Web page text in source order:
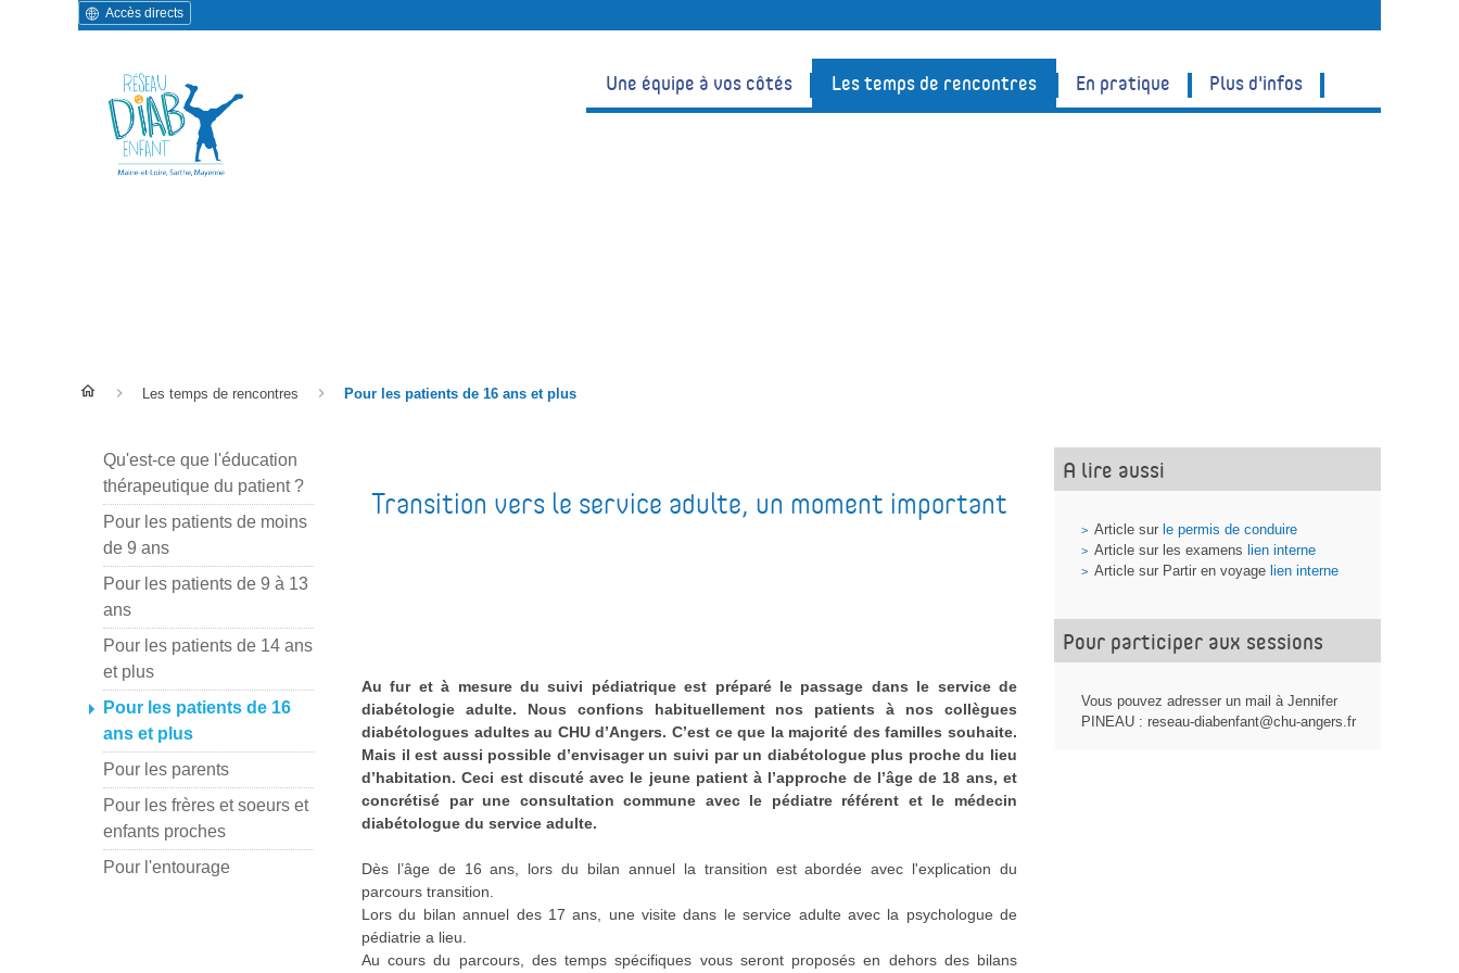
Accès directs
Une équipe à vos côtés Les temps de rencontres En pratique Plus d'infos
Les temps de rencontres Pour les patients de 16 ans et plus
Transition vers le service adulte, un moment important
Au fur et à mesure du suivi pédiatrique est préparé le passage dans le service de
diabétologie adulte. Nous confions habituellement nos patients à nos collègues
diabétologues adultes au CHU d’Angers. C’est ce que la majorité des familles souhaite.
Mais il est aussi possible d’envisager un suivi par un diabétologue plus proche du lieu
d’habitation. Ceci est discuté avec le jeune patient à l’approche de l’âge de 18 ans, et
concrétisé par une consultation commune avec le pédiatre référent et le médecin
diabétologue du service adulte.
Dès l’âge de 16 ans, lors du bilan annuel la transition est abordée avec l'explication du
parcours transition.
Lors du bilan annuel des 17 ans, une visite dans le service adulte avec la psychologue de
pédiatrie a lieu.
Au cours du parcours, des temps spécifiques vous seront proposés en dehors des bilans
A lire aussi
Article sur le permis de conduire
Article sur les examens lien interne
Article sur Partir en voyage lien interne
Pour participer aux sessions
Vous pouvez adresser un mail à Jennifer
PINEAU : reseau-diabenfant@chu-angers.fr
Qu'est-ce que l'éducation
thérapeutique du patient ?
Pour les patients de moins
de 9 ans
Pour les patients de 9 à 13
ans
Pour les patients de 14 ans
et plus
Pour les patients de 16
ans et plus
Pour les parents
Pour les frères et soeurs et
enfants proches
Pour l'entourage